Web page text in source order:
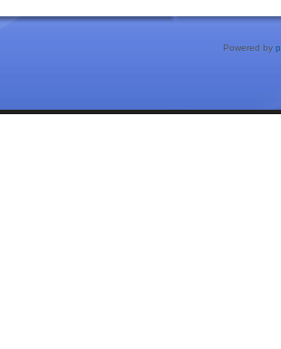
Powered by